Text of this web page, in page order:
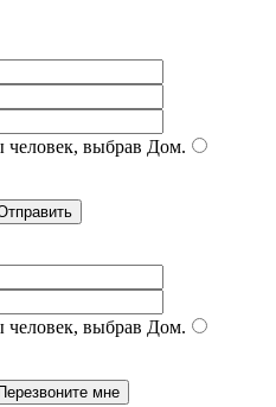
выбрав Дом.
выбрав Дом.